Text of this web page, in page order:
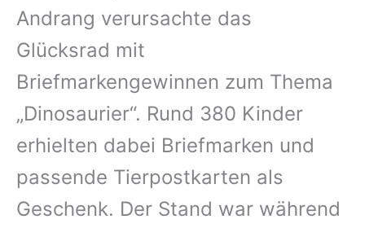
Andrang verursachte das
Glücksrad mit
Briefmarkengewinnen zum Thema
„Dinosaurier“. Rund 380 Kinder
erhielten dabei Briefmarken und
passende Tierpostkarten als
Geschenk. Der Stand war während